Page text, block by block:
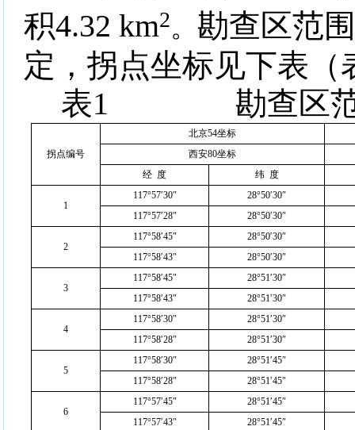
积4.32 km2。 勘查区范
定，拐点坐标见下表（
表1 勘查区
拐点编号
北京54坐标
西安80坐标
经 度 纬 度
1
117°57′30″
28°50′30″
117°57′28″
28°50′30″
2
117°58′45″
28°50′30″
117°58′43″
28°50′30″
3
117°58′45″
28°51′30″
117°58′43″
28°51′30″
4
117°58′30″
28°51′30″
117°58′28″
28°51′30″
5
117°58′30″
28°51′45″
117°58′28″
28°51′45″
6
117°57′45″
28°51′45″
117°57′43″
28°51′45″